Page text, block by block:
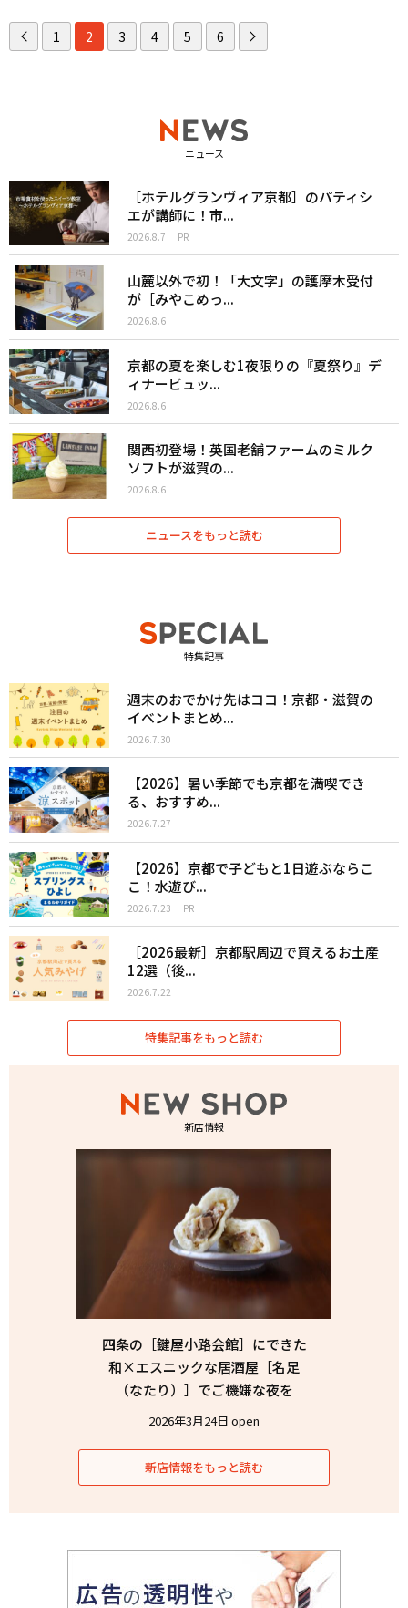
1 2 3 4 5 6
ニュース
［ホテルグランヴィア京都］のパティシ
エが講師に！市...
2026.8.7 PR
山麓以外で初！「大文字」の護摩木受付
が［みやこめっ...
2026.8.6
京都の夏を楽しむ1夜限りの『夏祭り』デ
ィナービュッ...
2026.8.6
関西初登場！英国老舗ファームのミルク
ソフトが滋賀の...
2026.8.6
ニュースをもっと読む
特集記事
週末のおでかけ先はココ！京都・滋賀の
イベントまとめ...
2026.7.30
【2026】暑い季節でも京都を満喫でき
る、おすすめ...
2026.7.27
【2026】京都で子どもと1日遊ぶならこ
こ！水遊び...
2026.7.23 PR
［2026最新］京都駅周辺で買えるお土産
12選（後...
2026.7.22
特集記事をもっと読む
新店情報
四条の［鍵屋小路会館］にできた
和×エスニックな居酒屋［名足
（なたり）］でご機嫌な夜を
2026年3月24日 open
新店情報をもっと読む